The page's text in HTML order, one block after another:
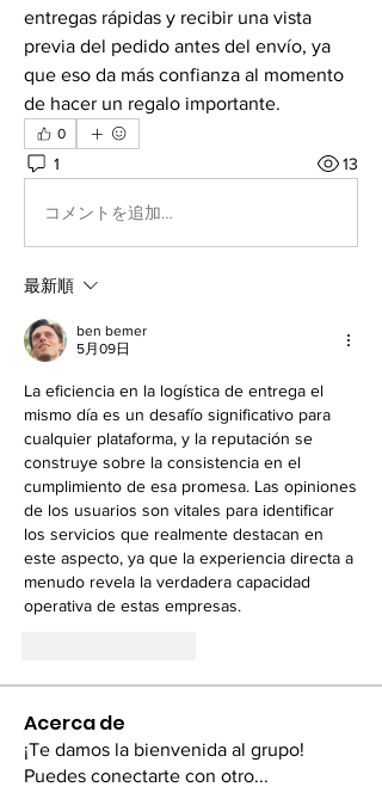
entregas rápidas y recibir una vista
previa del pedido antes del envío, ya
que eso da más confianza al momento
de hacer un regalo importante.
0
1 13
コメントを追加…
最新順
ben bemer
5月09日
La eficiencia en la logística de entrega el
mismo día es un desafío significativo para
cualquier plataforma, y la reputación se
construye sobre la consistencia en el
cumplimiento de esa promesa. Las opiniones
de los usuarios son vitales para identificar
los servicios que realmente destacan en
este aspecto, ya que la experiencia directa a
menudo revela la verdadera capacidad
operativa de estas empresas.
Acerca de
¡Te damos la bienvenida al grupo!
Puedes conectarte con otro...